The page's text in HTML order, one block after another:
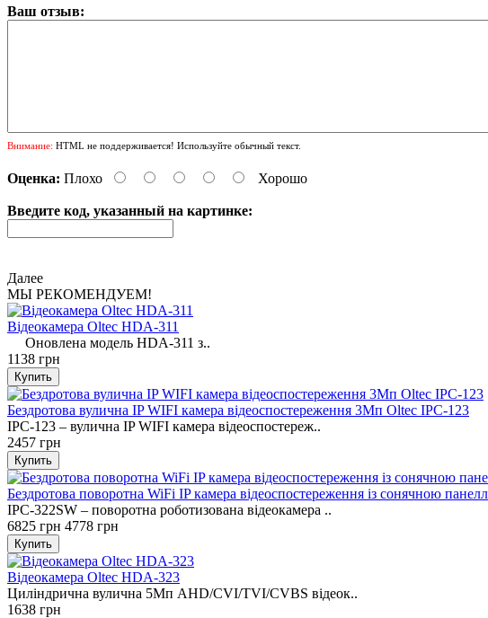
Ваш отзыв:
Внимание: HTML не поддерживается! Используйте обычный текст.
Оценка: Плохо Хорошо
Введите код, указанный на картинке:
Далее
МЫ РЕКОМЕНДУЕМ!
Відеокамера Oltec HDA-311
Оновлена ​​модель HDA-311 з..
1138 грн
Бездротова вулична IP WIFI камера відеоспостереження 3Мп Oltec IPC-123
IPC-123 – вулична IP WIFI камера відеоспостереж..
2457 грн
Бездротова поворотна WiFi IP камера відеоспостереження із сонячною
IPC-322SW – поворотна роботизована відеокамера ..
6825 грн 4778 грн
Відеокамера Oltec HDA-323
Циліндрична вулична 5Mп AHD/CVI/TVI/CVBS відеок..
1638 грн